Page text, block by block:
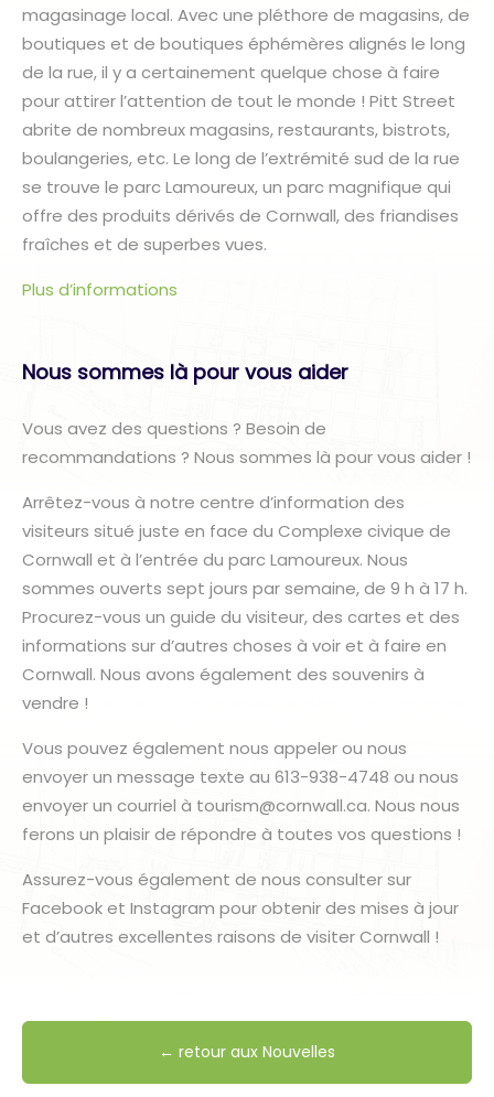
magasinage local. Avec une pléthore de magasins, de
boutiques et de boutiques éphémères alignés le long
de la rue, il y a certainement quelque chose à faire
pour attirer l’attention de tout le monde ! Pitt Street
abrite de nombreux magasins, restaurants, bistrots,
boulangeries, etc. Le long de l’extrémité sud de la rue
se trouve le parc Lamoureux, un parc magnifique qui
offre des produits dérivés de Cornwall, des friandises
fraîches et de superbes vues.
Plus d’informations
Nous sommes là pour vous aider
Vous avez des questions ? Besoin de
recommandations ? Nous sommes là pour vous aider !
Arrêtez-vous à notre centre d’information des
visiteurs situé juste en face du Complexe civique de
Cornwall et à l’entrée du parc Lamoureux. Nous
sommes ouverts sept jours par semaine, de 9 h à 17 h.
Procurez-vous un guide du visiteur, des cartes et des
informations sur d’autres choses à voir et à faire en
Cornwall. Nous avons également des souvenirs à
vendre !
Vous pouvez également nous appeler ou nous
envoyer un message texte au 613-938-4748 ou nous
envoyer un courriel à tourism@cornwall.ca. Nous nous
ferons un plaisir de répondre à toutes vos questions !
Assurez-vous également de nous consulter sur
Facebook et Instagram pour obtenir des mises à jour
et d’autres excellentes raisons de visiter Cornwall !
← retour aux Nouvelles